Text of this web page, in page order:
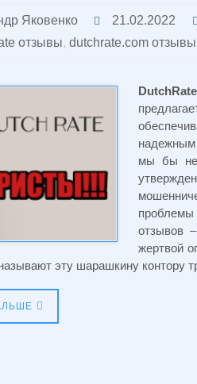
Яковенко 21.02.2022
отзывы, dutchrate.com отзывы
DutchRate
надежным
мы бы не
проблемы
отзывов
жертвой
эту шарашкину контору